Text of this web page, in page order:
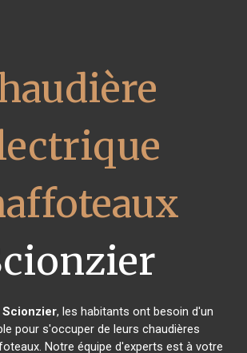
Scionzier, les habitants ont besoin d'un
pour s'occuper de leurs chaudières
Notre équipe d'experts est à votre